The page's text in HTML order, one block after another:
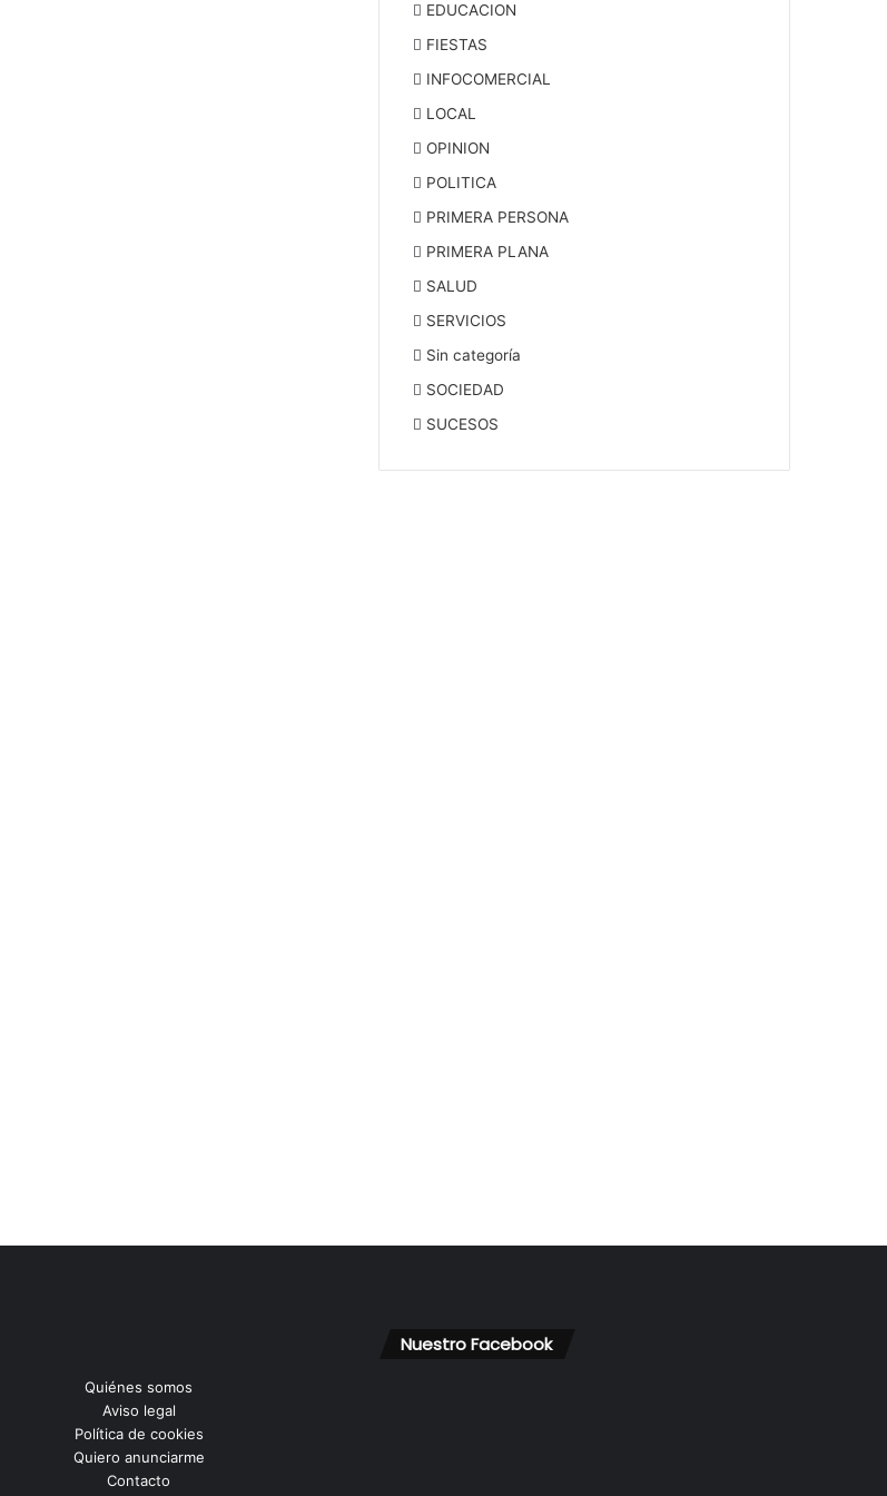
EDUCACION
FIESTAS
INFOCOMERCIAL
LOCAL
OPINION
POLITICA
PRIMERA PERSONA
PRIMERA PLANA
SALUD
SERVICIOS
Sin categoría
SOCIEDAD
SUCESOS
Quiénes somos
Aviso legal
Política de cookies
Quiero anunciarme
Contacto
Nuestro Facebook